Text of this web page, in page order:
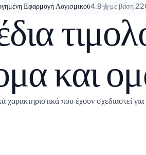
Εφαρμογή Λογισμικού4.9 με βάση
και
χαρακτηριστικά που έχουν σχεδιαστεί